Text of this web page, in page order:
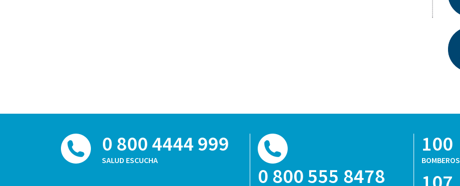
0 800 4444 999
SALUD ESCUCHA
0 800 555 8478
100
BOMBEROS